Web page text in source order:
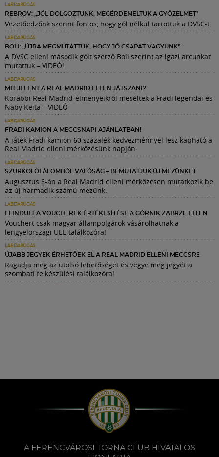
LABDARÚGÁS
REBROV: „JÓL DOLGOZTUNK, MEGÉRDEMELTÜK A GYŐZELMET”
Vezetőedzőnk szerint fontos, hogy gól nélkül tartottuk a DVSC-t.
LABDARÚGÁS
BOLI: „ÚJRA MEGMUTATTUK, HOGY JÓ CSAPAT VAGYUNK”
A DVSC elleni második gólt szerző Boli szerint az igazi arcunkat
mutattuk – VIDEÓ!
LABDARÚGÁS
MIT JELENT A REAL MADRID ELLEN JÁTSZANI?
Korábbi Real Madrid-élményeikről meséltek a Fradi legendái és
Naby Keita – VIDEÓ
LABDARÚGÁS
FRADI KAMION A MECCSNAPI AJÁNLATBAN!
A játék Fradi kamion 60 százalék kedvezménnyel lesz kapható a
Real Madrid elleni mérkőzésünk napján.
LABDARÚGÁS
SZURKOLÓI ÁLOMBÓL VALÓSÁG – BEMUTATJUK ÚJ MEZÜNKET
Augusztus 8-án a Real Madrid elleni mérkőzésen mutatkozik be
az új harmadik számú mezünk.
LABDARÚGÁS
ELINDULT A VOUCHEREK ÉRTÉKESÍTÉSE A GÓRNIK ZABRZE ELLEN
Vouchert csak magyar állampolgárok vásárolhatnak a
lengyelországi UEL-találkozóra!
LABDARÚGÁS
ÚJABB JEGYEK ÉRHETŐEK EL A REAL MADRID ELLENI MECCSRE
Ragadja meg az utolsó lehetőséget és vegye meg jegyét a
szombati felkészülési találkozóra!
A FERENCVÁROSI TORNA CLUB HIVATALOS